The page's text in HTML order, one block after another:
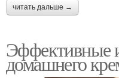
читать дальше →
Эффективные
домашнего